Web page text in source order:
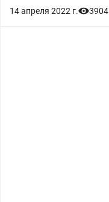
14 апреля 2022 г. 3904